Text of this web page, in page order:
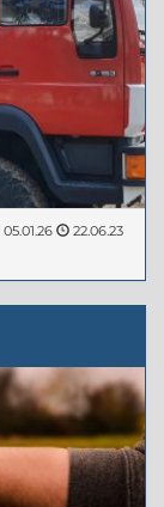
22.06.23
05.01.26